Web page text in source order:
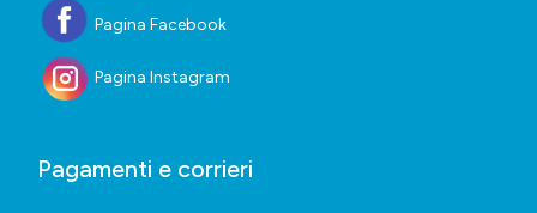
Pagina Facebook
Pagina Instagram
Pagamenti e corrieri